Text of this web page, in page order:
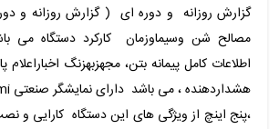
گزارش روزانه و دوره ای ( گزارش روزانه و
مصالح شن وسیماوزمان کارکرد دستگاه می
اطلاعات کامل پیمانه بتن، مجهزبهزنگ
،پنج اینچ از ویژگی های این دستگاه کارایی و